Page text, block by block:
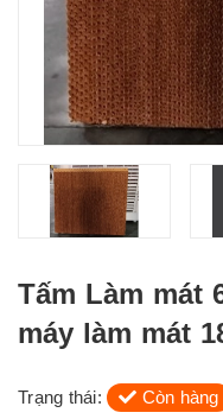
Tấm Làm mát
máy làm mát
Trạng thái: Còn hàng